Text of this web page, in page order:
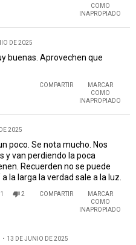
COMO
INAPROPIADO
DE 2025
buenas. Aprovechen que
COMPARTIR
MARCAR
COMO
INAPROPIADO
2025
poco. Se nota mucho. Nos
y van perdiendo la poca
Recuerden no se puede
la larga la verdad sale a la luz.
1 2 COMPARTIR
MARCAR
COMO
INAPROPIADO
13 DE JUNIO DE 2025